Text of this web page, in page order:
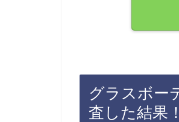
グラスボー
査した結果！